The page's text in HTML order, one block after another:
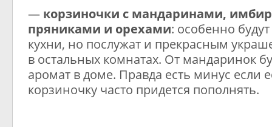
— корзиночки с мандаринами,
пряниками и орехами: особенно
кухни, но послужат и прекрасным
в остальных комнатах. От мандаринок
аромат в доме. Правда есть минус если
корзиночку часто придется пополнять.